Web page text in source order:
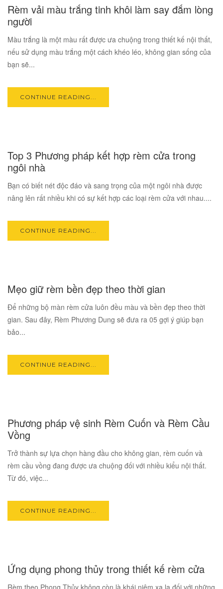
AUG
Rèm vải màu trắng tinh khôi làm say đắm lòng
người
Màu trắng là một màu rất được ưa chuộng trong thiết kế nội thất,
nếu sử dụng màu trắng một cách khéo léo, không gian sống của
bạn sẽ...
CONTINUE READING...
AUG
Top 3 Phương pháp kết hợp rèm cửa trong
ngôi nhà
Bạn có biết nét độc đáo và sang trọng của một ngôi nhà được
nâng lên rất nhiều khi có sự kết hợp các loại rèm cửa với nhau....
CONTINUE READING...
AUG
Mẹo giữ rèm bền đẹp theo thời gian
Để những bộ màn rèm cửa luôn đều màu và bền đẹp theo thời
gian. Sau đây, Rèm Phương Dung sẽ đưa ra 05 gợi ý giúp bạn
bảo...
CONTINUE READING...
NOV
Phương pháp vệ sinh Rèm Cuốn và Rèm Cầu
Vồng
Trở thành sự lựa chọn hàng đầu cho không gian, rèm cuốn và
rèm cầu vồng đang được ưa chuộng đối với nhiều kiểu nội thất.
Từ đó, việc...
CONTINUE READING...
NOV
Ứng dụng phong thủy trong thiết kế rèm cửa
Rèm theo Phong Thủy không còn là khái niệm xa lạ đối với những